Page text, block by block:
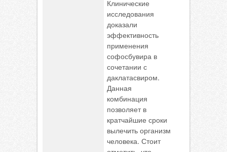
Клинические
исследования
доказали
эффективность
применения
софосбувира в
сочетании с
даклатасвиром.
Данная
комбинация
позволяет в
кратчайшие сроки
вылечить организм
человека. Стоит